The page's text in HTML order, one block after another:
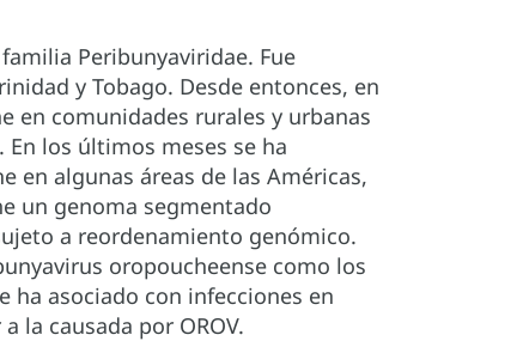
Peribunyaviridae. Fue
y Tobago. Desde entonces, en
en comunidades rurales y urbanas
En los últimos meses se ha
en algunas áreas de las Américas,
un genoma segmentado
a reordenamiento genómico.
oropoucheense como los
ha asociado con infecciones en
la causada por OROV.